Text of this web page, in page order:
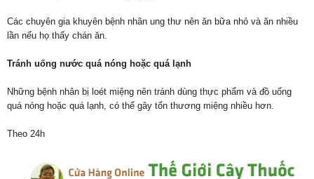
Các chuyên gia khuyên bệnh nhân ung thư nên ăn bữa nhỏ và ăn nhiều
lần nếu họ thấy chán ăn.
Tránh uống nước quá nóng hoặc quá lạnh
Những bệnh nhân bị loét miệng nên tránh dùng thực phẩm và đồ uống
quá nóng hoặc quá lạnh, có thể gây tổn thương miệng nhiều hơn.
Theo 24h